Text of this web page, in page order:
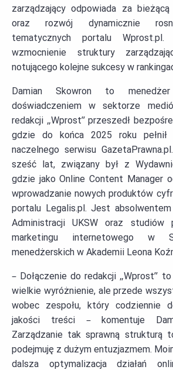
zarządzający odpowiada za
oraz rozwój dynamicznie
tematycznych portalu
wzmocnienie struktury
notującego kolejne sukcesy w
Damian Skowron to
doświadczeniem w sektorze
redakcji „Wprost” przeszedł
gdzie do końca 2025 roku pełnił
naczelnego serwisu
sześć lat, związany był z
gdzie jako Online Content Manager
wprowadzanie nowych produktów
portalu Legalis.pl. Jest
Administracji UKSW oraz studiów
marketingu internetowego w
menedżerskich w Akademii Leona
– Dołączenie do redakcji „Wprost”
wielkie wyróżnienie, ale przede
wobec zespołu, który codziennie
jakości treści – komentuje
Zarządzanie tak sprawną strukturą
podejmuję z dużym entuzjazmem.
dalsza optymalizacja działań